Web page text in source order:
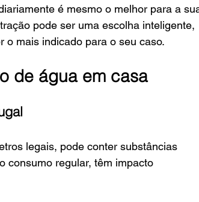
é mesmo o melhor para a
pode ser uma escolha inteligente,
o mais indicado para o seu caso.
de água em casa
legais, pode conter substâncias
consumo regular, têm impacto